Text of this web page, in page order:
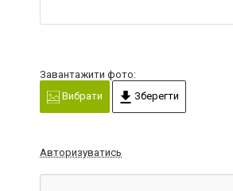
Завантажити фото:
Вибрати
Зберегти
Авторизуватись